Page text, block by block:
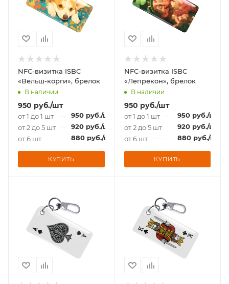
NFC-визитка ISBC
«Вельш-корги», брелок
В наличии
950 руб./шт
от 1 до 1 шт 950 руб./шт
от 2 до 5 шт
920 руб./шт
от 6 шт
880 руб./шт
КУПИТЬ
NFC-визитка ISBC
«Лепрекон», брелок
В наличии
950 руб./шт
от 1 до 1 шт 950руб./шт
от 2 до 5 шт
920руб./шт
от 6 шт
880руб./шт
КУПИТЬ